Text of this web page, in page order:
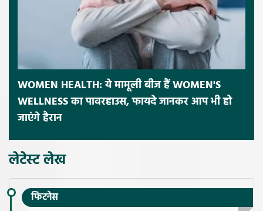
WOMEN HEALTH: ये मामूली बीज हैं WOMEN'S
WELLNESS का पावरहाउस, फायदे जानकर आप भी हो
जाएंगे हैरान
लेटेस्ट लेख
फिटनेस